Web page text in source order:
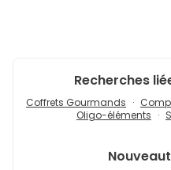
Recherches
Coffrets Gourmands
Oligo-éléments